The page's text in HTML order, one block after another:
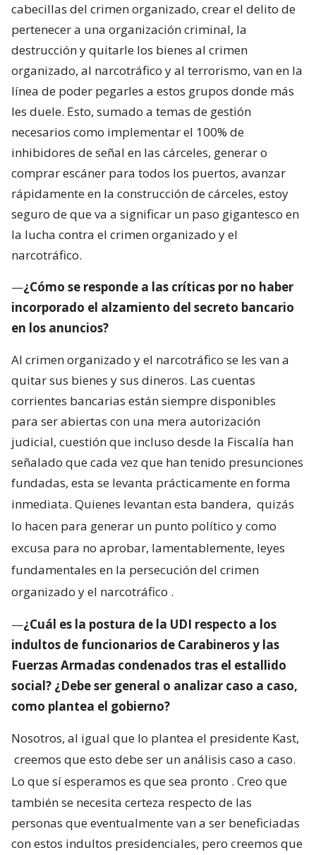
cabecillas del crimen organizado, crear el delito de
pertenecer a una organización criminal, la
destrucción y quitarle los bienes al crimen
organizado, al narcotráfico y al terrorismo, van en la
línea de poder pegarles a estos grupos donde más
les duele. Esto, sumado a temas de gestión
necesarios como implementar el 100% de
inhibidores de señal en las cárceles, generar o
comprar escáner para todos los puertos, avanzar
rápidamente en la construcción de cárceles, estoy
seguro de que va a significar un paso gigantesco en
la lucha contra el crimen organizado y el
narcotráfico.
—¿Cómo se responde a las críticas por no haber
incorporado el alzamiento del secreto bancario
en los anuncios?
Al crimen organizado y el narcotráfico se les van a
quitar sus bienes y sus dineros. Las cuentas
corrientes bancarias están siempre disponibles
para ser abiertas con una mera autorización
judicial, cuestión que incluso desde la Fiscalía han
señalado que cada vez que han tenido presunciones
fundadas, esta se levanta prácticamente en forma
inmediata. Quienes levantan esta bandera, quizás
lo hacen para generar un punto político y como
excusa para no aprobar, lamentablemente, leyes
fundamentales en la persecución del crimen
organizado y el narcotráfico .
—¿Cuál es la postura de la UDI respecto a los
indultos de funcionarios de Carabineros y las
Fuerzas Armadas condenados tras el estallido
social? ¿Debe ser general o analizar caso a caso,
como plantea el gobierno?
Nosotros, al igual que lo plantea el presidente Kast,
creemos que esto debe ser un análisis caso a caso.
Lo que sí esperamos es que sea pronto . Creo que
también se necesita certeza respecto de las
personas que eventualmente van a ser beneficiadas
con estos indultos presidenciales, pero creemos que